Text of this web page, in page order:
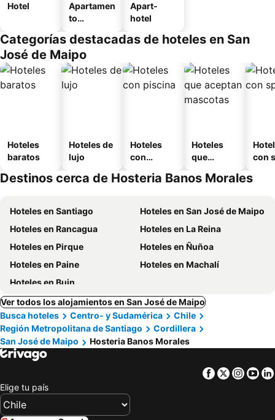
Hotel
Apartamen
to
o
Apart-
hotel
Categorías destacadas de hoteles en San
José de Maipo
Hoteles
baratos
Hoteles de
lujo
Hoteles
con
Hoteles
que
mascotas
con
Destinos cerca de Hosteria Banos Morales
Hoteles en Santiago
Hoteles en San José de Maipo
Hoteles en Rancagua
Hoteles en La Reina
Hoteles en Pirque
Hoteles en Ñuñoa
Hoteles en Paine
Hoteles en Machalí
Hoteles en Buin
Ver todos los alojamientos en San José de Maipo
Busca hoteles
Centro- y Sudamérica
Chile
Región Metropolitana de Santiago
Cordillera
San José de Maipo
Hosteria Banos Morales
Facebook
Twitter
Elige tu país